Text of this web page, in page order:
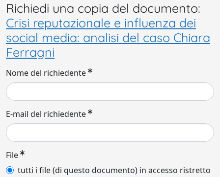
Richiedi una copia del documento:
Crisi reputazionale e influenza dei
social media: analisi del caso Chiara
Ferragni
Nome del richiedente
E-mail del richiedente
File
tutti i file (di questo documento) in accesso ristretto